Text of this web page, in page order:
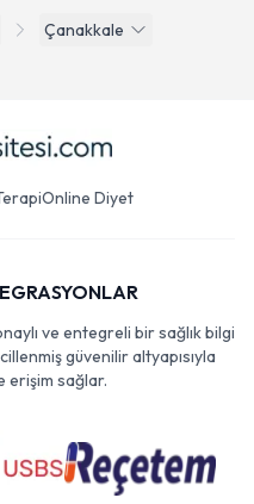
Çanakkale
Online Diyet
ve entegreli bir sağlık bilgi
güvenilir altyapısıyla
erişim sağlar.